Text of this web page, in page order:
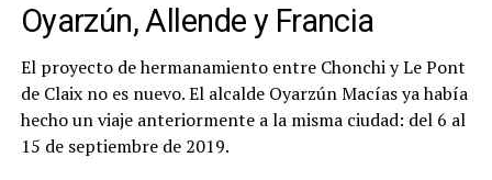
Oyarzún, Allende y Francia
El proyecto de hermanamiento entre Chonchi y Le Pont
de Claix no es nuevo. El alcalde Oyarzún Macías ya había
hecho un viaje anteriormente a la misma ciudad: del 6 al
15 de septiembre de 2019.